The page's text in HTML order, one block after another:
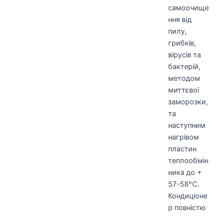
самоочище
ння від
пилу,
грибків,
вірусів та
бактерій,
методом
миттєвої
заморозки,
та
наступним
нагрівом
пластин
теплообмін
ника до +
57-58°C.
Кондиціоне
р повністю